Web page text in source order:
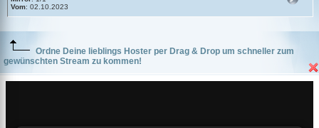
Vom: 02.10.2023
Ordne Deine lieblings Hoster per Drag & Drop um schneller zum
gewünschten Stream zu kommen!